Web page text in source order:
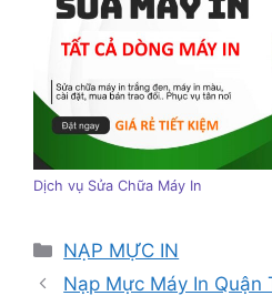
Dịch vụ Sửa Chữa Máy In
Danh
mục
NẠP MỰC IN
Nạp Mực Máy In Quận